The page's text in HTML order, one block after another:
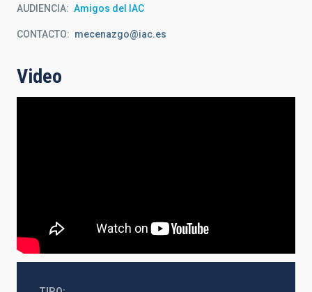
AUDIENCIA Amigos del IAC
CONTACTO mecenazgo@iac.es
Video